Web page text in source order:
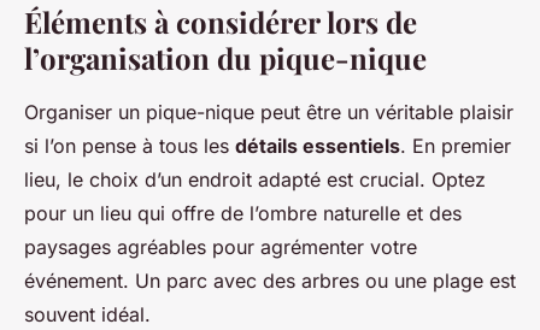
Éléments à considérer lors de
l’organisation du pique-nique
Organiser un pique-nique peut être un véritable plaisir
si l’on pense à tous les détails essentiels. En premier
lieu, le choix d’un endroit adapté est crucial. Optez
pour un lieu qui offre de l’ombre naturelle et des
paysages agréables pour agrémenter votre
événement. Un parc avec des arbres ou une plage est
souvent idéal.